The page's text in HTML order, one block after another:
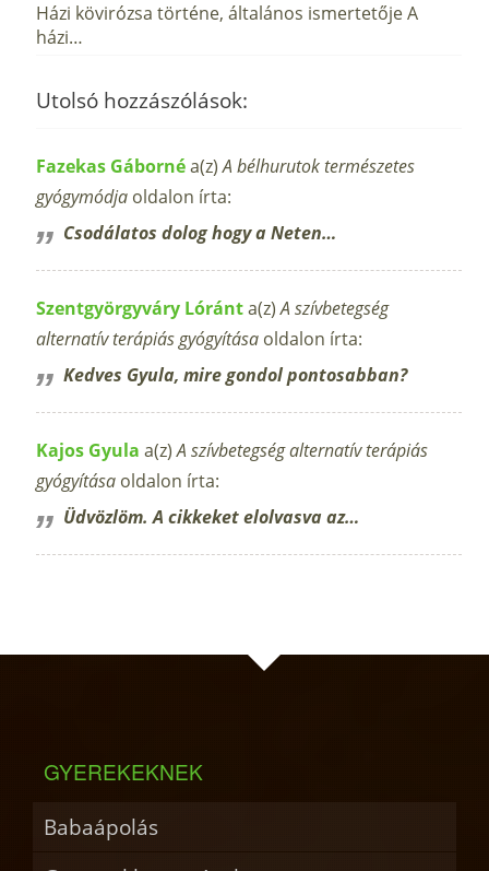
Házi kövirózsa történe, általános ismertetője A
házi…
Utolsó hozzászólások:
Fazekas Gábornéa(z)A bélhurutok természetes
gyógymódja oldalon írta:
Csodálatos dolog hogy a Neten…
Szentgyörgyváry Lóránta(z)A szívbetegség
alternatív terápiás gyógyítása oldalon írta:
Kedves Gyula, mire gondol pontosabban?
Kajos Gyula a(z)A szívbetegség alternatív terápiás
gyógyítása oldalon írta:
Üdvözlöm. A cikkeket elolvasva az…
GYEREKEKNEK
Babaápolás